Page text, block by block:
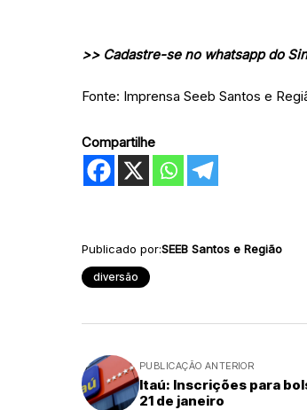
>> Cadastre-se no whatsapp do
Fonte: Imprensa Seeb Santos e
Compartilhe
Publicado por:SEEB Santos e Região
diversão
PUBLICAÇÃO ANTERIOR
Itaú: Inscrições para
21 de janeiro